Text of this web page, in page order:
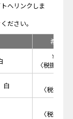
へリンクしま
ください。
希望小
￥
〈税抜価格
白
〈税抜価
〈税抜価